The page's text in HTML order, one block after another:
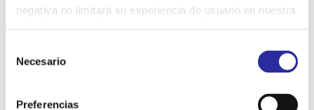
negativa no limitará su experiencia de usuario en nuestra
más información, puede consultar nuestra
Política de
Necesario
Preferencias